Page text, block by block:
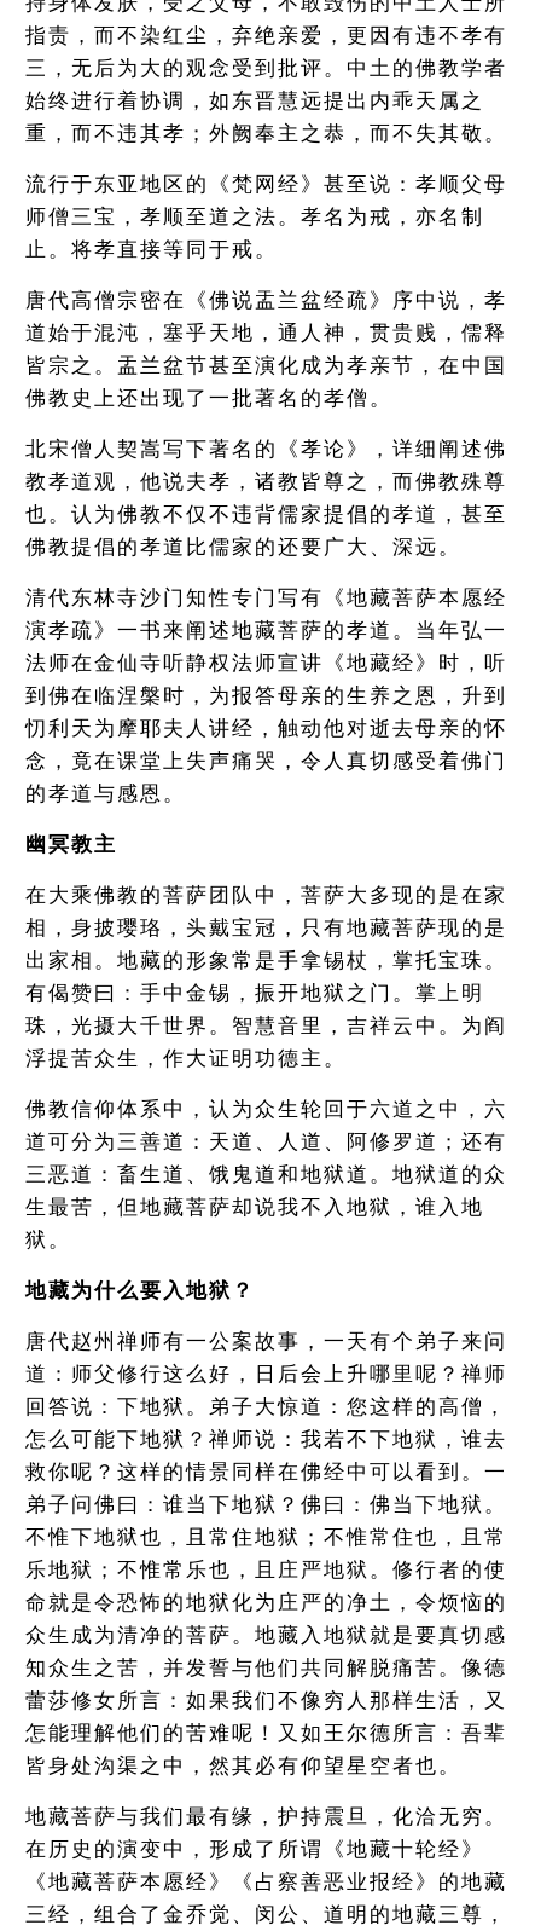
指责，而不染红尘，弃绝亲爱，更因有违不孝有
三，无后为大的观念受到批评。中土的佛教学者
始终进行着协调，如东晋慧远提出内乖天属之
重，而不违其孝；外阙奉主之恭，而不失其敬。
流行于东亚地区的《梵网经》甚至说：孝顺父母
师僧三宝，孝顺至道之法。孝名为戒，亦名制
止。将孝直接等同于戒。
唐代高僧宗密在《佛说盂兰盆经疏》序中说，孝
道始于混沌，塞乎天地，通人神，贯贵贱，儒释
皆宗之。盂兰盆节甚至演化成为孝亲节，在中国
佛教史上还出现了一批著名的孝僧。
北宋僧人契嵩写下著名的《孝论》，详细阐述佛
教孝道观，他说夫孝，诸教皆尊之，而佛教殊尊
也。认为佛教不仅不违背儒家提倡的孝道，甚至
佛教提倡的孝道比儒家的还要广大、深远。
清代东林寺沙门知性专门写有《地藏菩萨本愿经
演孝疏》一书来阐述地藏菩萨的孝道。当年弘一
法师在金仙寺听静权法师宣讲《地藏经》时，听
到佛在临涅槃时，为报答母亲的生养之恩，升到
忉利天为摩耶夫人讲经，触动他对逝去母亲的怀
念，竟在课堂上失声痛哭，令人真切感受着佛门
的孝道与感恩。
幽冥教主
在大乘佛教的菩萨团队中，菩萨大多现的是在家
相，身披璎珞，头戴宝冠，只有地藏菩萨现的是
出家相。地藏的形象常是手拿锡杖，掌托宝珠。
有偈赞曰：手中金锡，振开地狱之门。掌上明
珠，光摄大千世界。智慧音里，吉祥云中。为阎
浮提苦众生，作大证明功德主。
佛教信仰体系中，认为众生轮回于六道之中，六
道可分为三善道：天道、人道、阿修罗道；还有
三恶道：畜生道、饿鬼道和地狱道。地狱道的众
生最苦，但地藏菩萨却说我不入地狱，谁入地
狱。
地藏为什么要入地狱？
唐代赵州禅师有一公案故事，一天有个弟子来问
道：师父修行这么好，日后会上升哪里呢？禅师
回答说：下地狱。弟子大惊道：您这样的高僧，
怎么可能下地狱？禅师说：我若不下地狱，谁去
救你呢？这样的情景同样在佛经中可以看到。一
弟子问佛曰：谁当下地狱？佛曰：佛当下地狱。
不惟下地狱也，且常住地狱；不惟常住也，且常
乐地狱；不惟常乐也，且庄严地狱。修行者的使
命就是令恐怖的地狱化为庄严的净土，令烦恼的
众生成为清净的菩萨。地藏入地狱就是要真切感
知众生之苦，并发誓与他们共同解脱痛苦。像德
蕾莎修女所言：如果我们不像穷人那样生活，又
怎能理解他们的苦难呢！又如王尔德所言：吾辈
皆身处沟渠之中，然其必有仰望星空者也。
地藏菩萨与我们最有缘，护持震旦，化洽无穷。
在历史的演变中，形成了所谓《地藏十轮经》
《地藏菩萨本愿经》《占察善恶业报经》的地藏
三经，组合了金乔觉、闵公、道明的地藏三尊，